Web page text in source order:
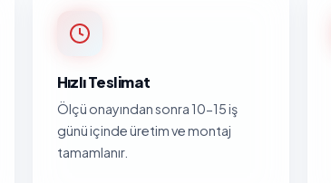
Hızlı Teslimat
Ölçü onayından sonra 10-15 iş
günü içinde üretim ve montaj
tamamlanır.